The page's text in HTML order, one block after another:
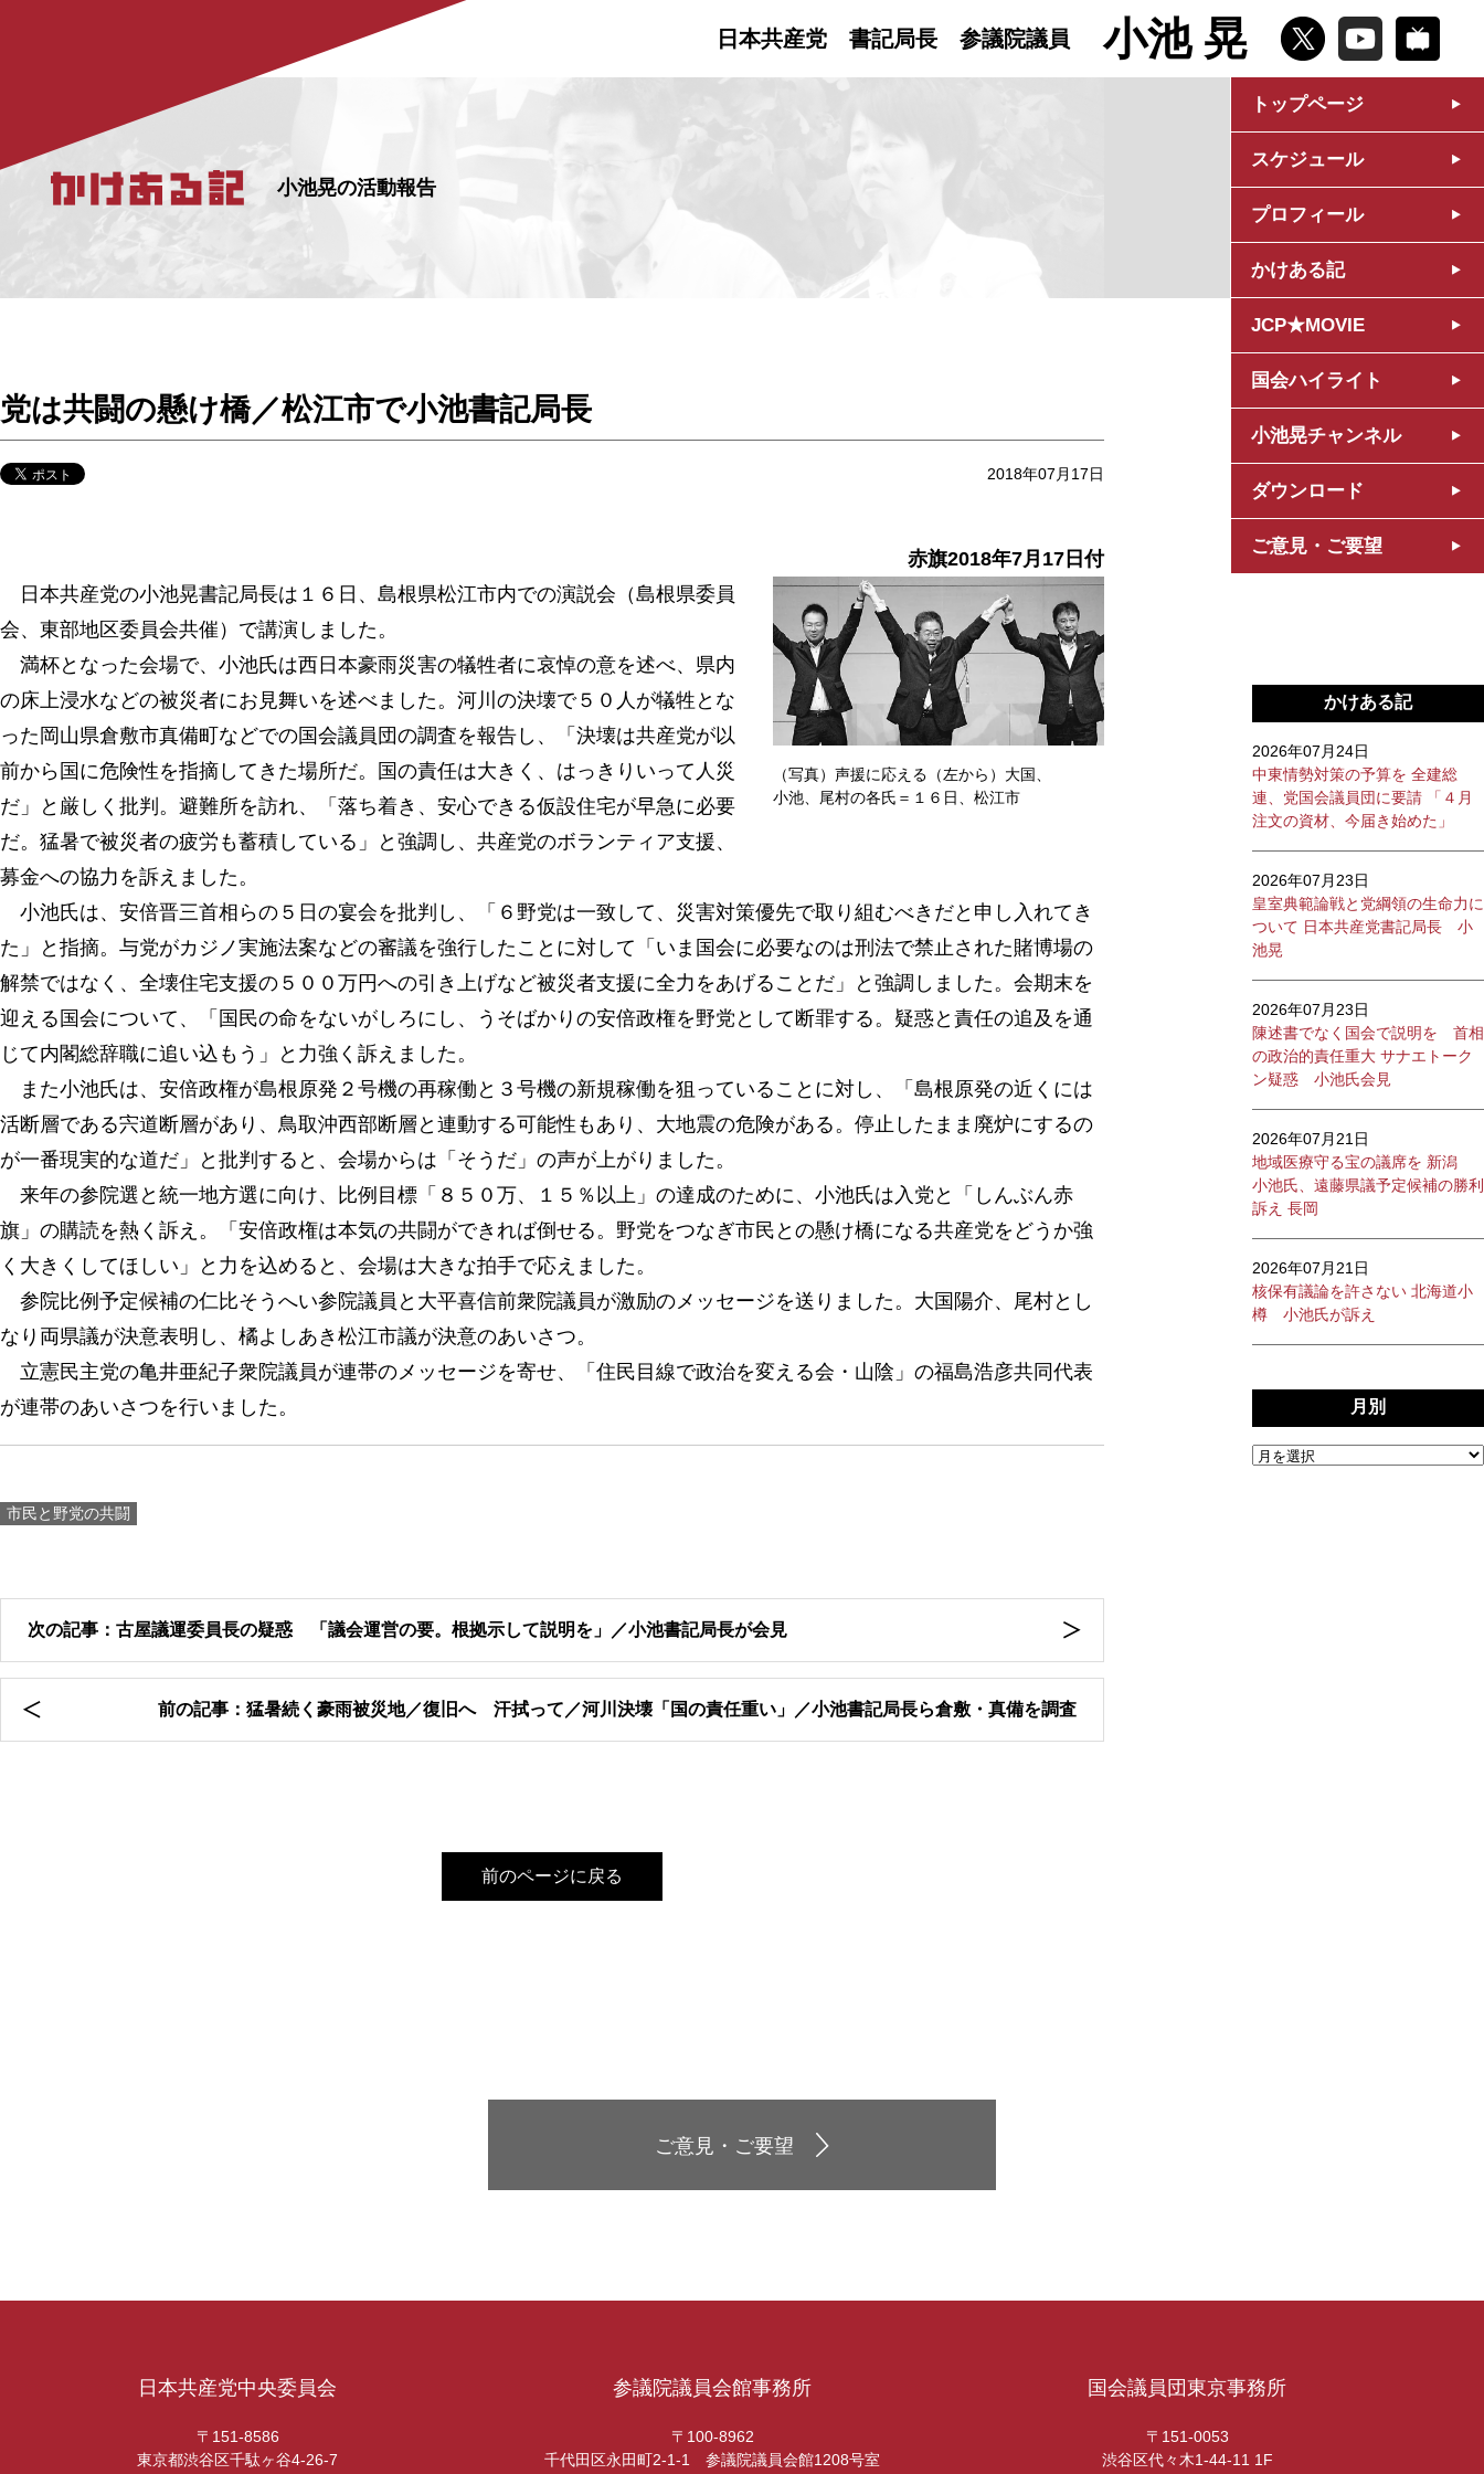
日本共産党 書記局長 参議院議員 小池 晃
トップページ
スケジュール
プロフィール
かけある記
JCP★MOVIE
国会ハイライト
小池晃チャンネル
ダウンロード
ご意見・ご要望
小池晃の活動報告
党は共闘の懸け橋／松江市で小池書記局長
2018年07月17日
赤旗2018年7月17日付
（写真）声援に応える（左から）大国、
小池、尾村の各氏＝１６日、松江市
日本共産党の小池晃書記局長は１６日、島根県松江市内での演説会（島根県委員
会、東部地区委員会共催）で講演しました。
満杯となった会場で、小池氏は西日本豪雨災害の犠牲者に哀悼の意を述べ、県内
の床上浸水などの被災者にお見舞いを述べました。河川の決壊で５０人が犠牲とな
った岡山県倉敷市真備町などでの国会議員団の調査を報告し、「決壊は共産党が以
前から国に危険性を指摘してきた場所だ。国の責任は大きく、はっきりいって人災
だ」と厳しく批判。避難所を訪れ、「落ち着き、安心できる仮設住宅が早急に必要
だ。猛暑で被災者の疲労も蓄積している」と強調し、共産党のボランティア支援、
募金への協力を訴えました。
小池氏は、安倍晋三首相らの５日の宴会を批判し、「６野党は一致して、災害対策優先で取り組むべきだと申し入れてき
た」と指摘。与党がカジノ実施法案などの審議を強行したことに対して「いま国会に必要なのは刑法で禁止された賭博場の
解禁ではなく、全壊住宅支援の５００万円への引き上げなど被災者支援に全力をあげることだ」と強調しました。会期末を
迎える国会について、「国民の命をないがしろにし、うそばかりの安倍政権を野党として断罪する。疑惑と責任の追及を通
じて内閣総辞職に追い込もう」と力強く訴えました。
また小池氏は、安倍政権が島根原発２号機の再稼働と３号機の新規稼働を狙っていることに対し、「島根原発の近くには
活断層である宍道断層があり、鳥取沖西部断層と連動する可能性もあり、大地震の危険がある。停止したまま廃炉にするの
が一番現実的な道だ」と批判すると、会場からは「そうだ」の声が上がりました。
来年の参院選と統一地方選に向け、比例目標「８５０万、１５％以上」の達成のために、小池氏は入党と「しんぶん赤
旗」の購読を熱く訴え。「安倍政権は本気の共闘ができれば倒せる。野党をつなぎ市民との懸け橋になる共産党をどうか強
く大きくしてほしい」と力を込めると、会場は大きな拍手で応えました。
参院比例予定候補の仁比そうへい参院議員と大平喜信前衆院議員が激励のメッセージを送りました。大国陽介、尾村とし
なり両県議が決意表明し、橘よしあき松江市議が決意のあいさつ。
立憲民主党の亀井亜紀子衆院議員が連帯のメッセージを寄せ、「住民目線で政治を変える会・山陰」の福島浩彦共同代表
が連帯のあいさつを行いました。
市民と野党の共闘
次の記事：古屋議運委員長の疑惑 「議会運営の要。根拠示して説明を」／小池書記局長が会見
前の記事：猛暑続く豪雨被災地／復旧へ 汗拭って／河川決壊「国の責任重い」／小池書記局長ら倉敷・真備を調査
前のページに戻る
かけある記
2026年07月24日
中東情勢対策の予算を 全建総
連、党国会議員団に要請 「４月
注文の資材、今届き始めた」
2026年07月23日
皇室典範論戦と党綱領の生命力に
ついて 日本共産党書記局長 小
池晃
2026年07月23日
陳述書でなく国会で説明を 首相
の政治的責任重大 サナエトーク
ン疑惑 小池氏会見
2026年07月21日
地域医療守る宝の議席を 新潟
小池氏、遠藤県議予定候補の勝利
訴え 長岡
2026年07月21日
核保有議論を許さない 北海道小
樽 小池氏が訴え
月別
ご意見・ご要望
日本共産党中央委員会
〒151-8586
東京都渋谷区千駄ヶ谷4-26-7
参議院議員会館事務所
〒100-8962
千代田区永田町2-1-1 参議院議員会館1208号室
国会議員団東京事務所
〒151-0053
渋谷区代々木1-44-11 1F